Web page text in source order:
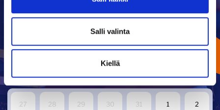
Salli valinta
Kiellä
OTTELUKALENTERI
ELOKUU2026
27 28 29 30 31 1 2